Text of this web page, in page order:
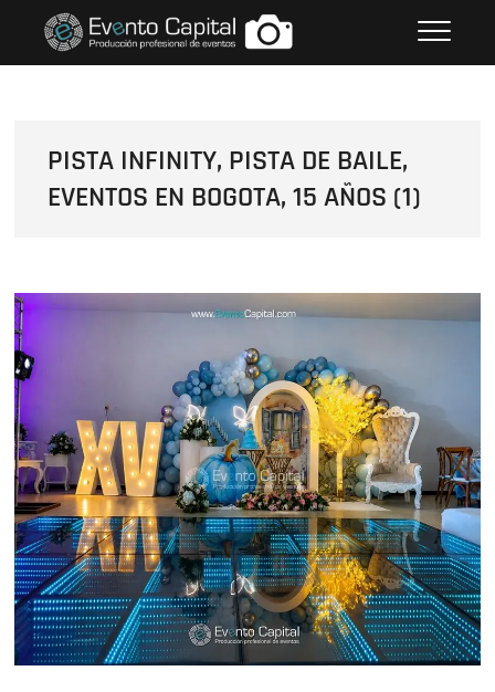
contenido
FOTOS GRUPO EMPRESARIAL
PISTA INFINITY, PISTA DE BAILE,
EVENTOS EN BOGOTA, 15 AÑOS (1)